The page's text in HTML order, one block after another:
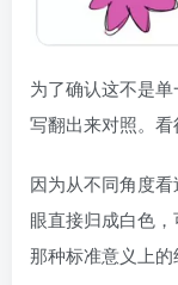
为了确认这不是
写翻出来对照。看
因为从不同角度
眼直接归成白色
那种标准意义上的